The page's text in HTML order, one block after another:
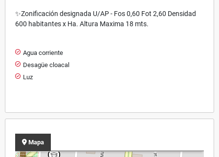
✨Zonificación designada U/AP - Fos 0,60 Fot 2,60 Densidad
600 habitantes x Ha. Altura Maxima 18 mts.
Agua corriente
Desagüe cloacal
Luz
Mapa